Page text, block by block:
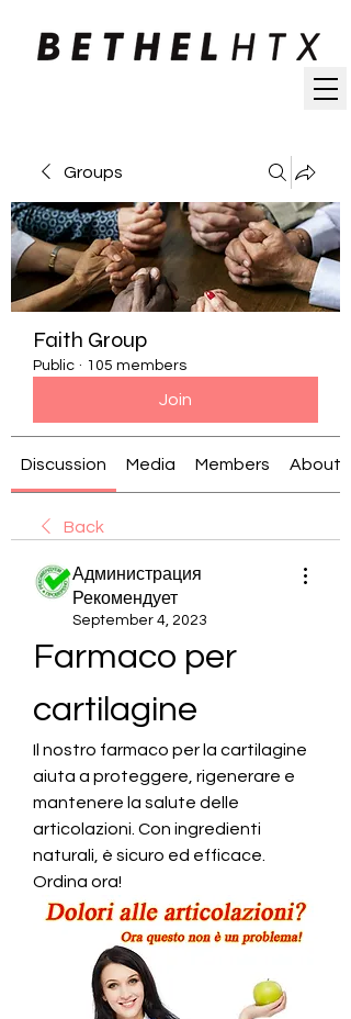
Groups
Faith Group
Public · 105 members
Join
Discussion Media Members About
Back
Администрация
Рекомендует
September 4, 2023
Farmaco per
cartilagine
Il nostro farmaco per la cartilagine
aiuta a proteggere, rigenerare e
mantenere la salute delle
articolazioni. Con ingredienti
naturali, è sicuro ed efficace.
Ordina ora!